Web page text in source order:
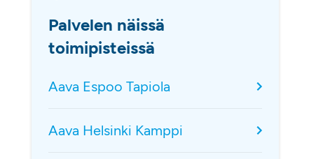
Palvelen näissä
toimipisteissä
Aava Espoo Tapiola
Aava Helsinki Kamppi